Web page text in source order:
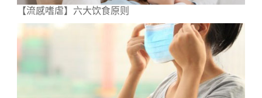
【流感嗜虐】六大饮食原则